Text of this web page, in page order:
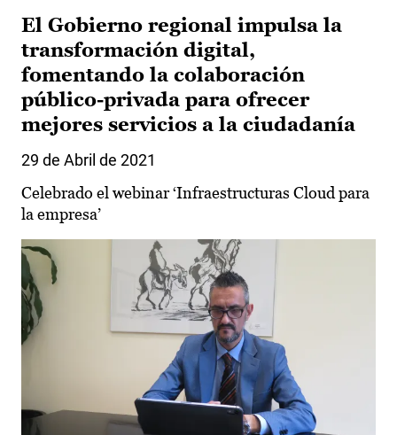
El Gobierno regional impulsa la
transformación digital,
fomentando la colaboración
público-privada para ofrecer
mejores servicios a la ciudadanía
29 de Abril de 2021
Celebrado el webinar ‘Infraestructuras Cloud para
la empresa’